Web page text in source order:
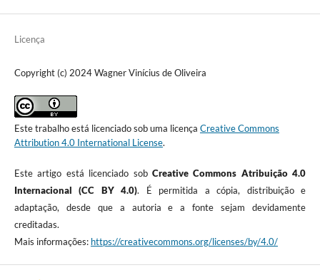
Licença
Copyright (c) 2024 Wagner Vinícius de Oliveira
Este trabalho está licenciado sob uma licença Creative Commons
Attribution 4.0 International License.
Este artigo está licenciado sob Creative Commons Atribuição 4.0
Internacional (CC BY 4.0). É permitida a cópia, distribuição e
adaptação, desde que a autoria e a fonte sejam devidamente
creditadas.
Mais informações: https://creativecommons.org/licenses/by/4.0/